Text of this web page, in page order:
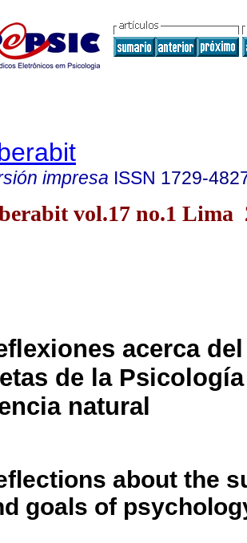
impresa ISSN 1729-
vol.17 no.1 Lima
acerca
de la
natural
about the
goals of